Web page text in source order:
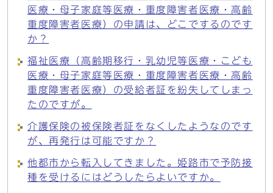
医療・母子家庭等医療・重度障害者医療・高齢
重度障害者医療）の申請は、どこでするのです
か？
福祉医療（高齢期移行・乳幼児等医療・こども
医療・母子家庭等医療・重度障害者医療・高齢
重度障害者医療）の受給者証を紛失してしまっ
たのですが。
介護保険の被保険者証をなくしたようなのです
が、再発行は可能ですか？
他都市から転入してきました。姫路市で予防接
種を受けるにはどうしたらよいですか。